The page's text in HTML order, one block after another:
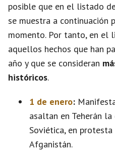
posible que en el listado
se muestra a continuación
momento. Por tanto, en el
aquellos hechos que han
año y que se consideran
históricos.
1 de enero:
asaltan en Teherán
Soviética, en
Afganistán.